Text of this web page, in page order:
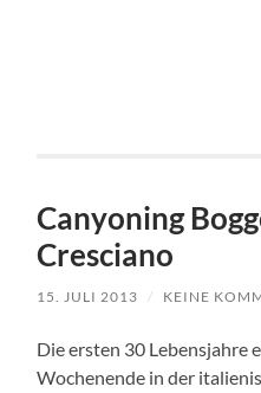
Canyoning
Cresciano
15. JULI 2013 / KEINE
Die ersten 30 Lebensjahre
Wochenende in der